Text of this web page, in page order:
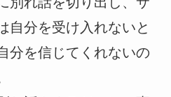
自分を受け入れないと
分を信じてくれないの